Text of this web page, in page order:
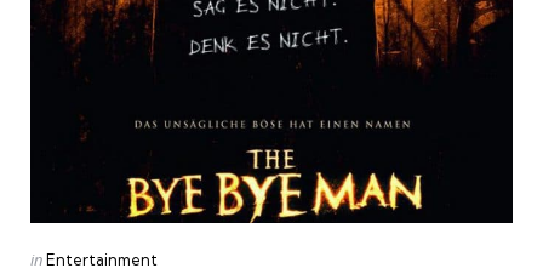
Categories
Posted
inEntertainment